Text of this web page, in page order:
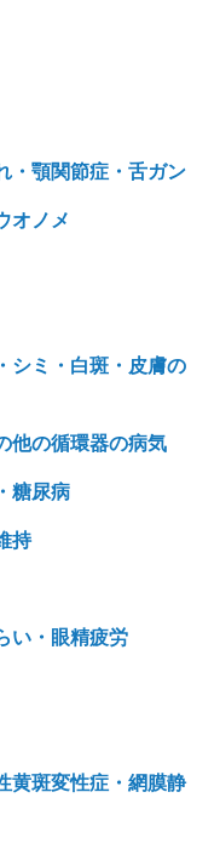
・顎関節症・舌ガン
オノメ
シミ・白斑・皮膚の
他の循環器の病気
糖尿病
持
い・眼精疲労
黄斑変性症・網膜静